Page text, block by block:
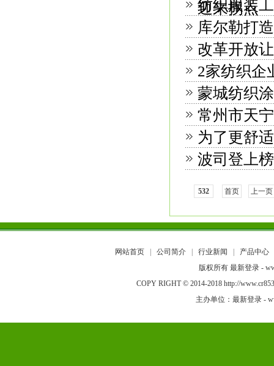
迎来拐点
纺织服装
库尔勒打
改革开放
2家纺织企
蒙城纺织
常州市天
为了更舒
波司登上
532 首页 上一页
网站首页 公司简介 行业新闻
产品中心
版权所有 最新登录 -
COPY RIGHT © 2014-2018 http://
主办单位：最新登录 -